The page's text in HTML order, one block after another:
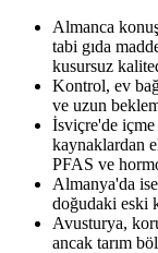
Almanca
tabi gıda
kusursuz
Kontrol, ev
ve uzun
İsviçre'de içme
kaynaklardan
PFAS ve
Almanya'da
doğudaki eski
Avusturya,
ancak tarım